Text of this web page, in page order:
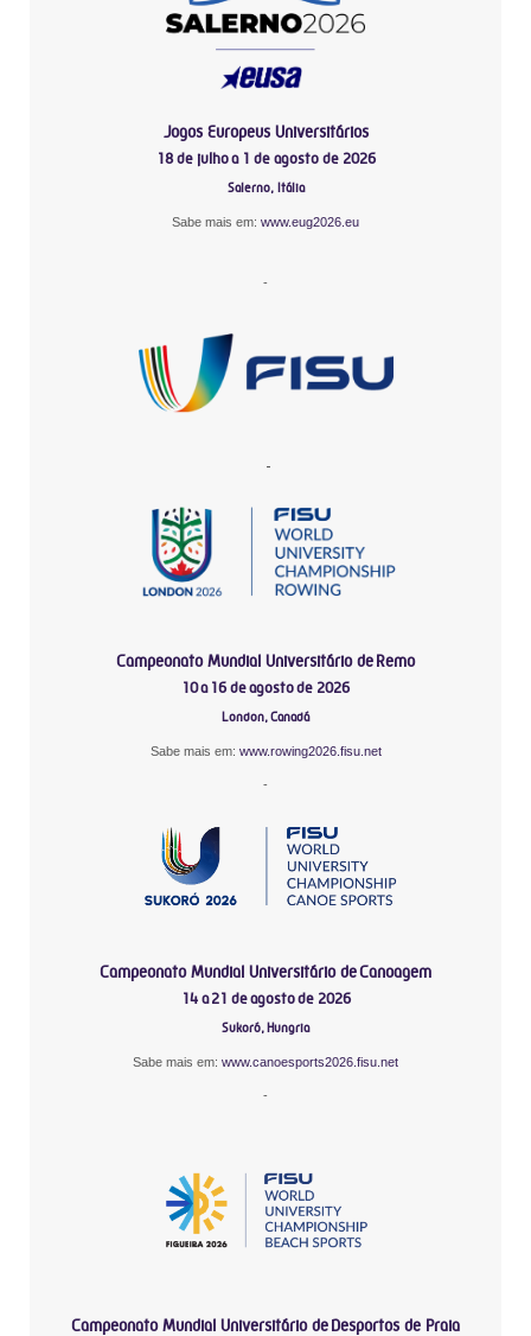
Jogos Europeus Universitários
18 de julho a 1 de agosto de 2026
Salerno, Itália
Sabe mais em: www.eug2026.eu
-
-
Campeonato Mundial Universitário de Remo
10 a 16 de agosto de 2026
London, Canadá
Sabe mais em: www.rowing2026.fisu.net
-
Campeonato Mundial Universitário de Canoagem
14 a 21 de agosto de 2026
Sukoró, Hungria
Sabe mais em: www.canoesports2026.fisu.net
-
Campeonato Mundial Universitário de Desportos de Praia